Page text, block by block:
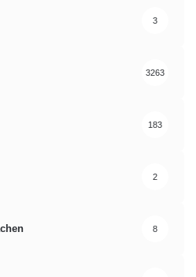
3
3263
183
2
8